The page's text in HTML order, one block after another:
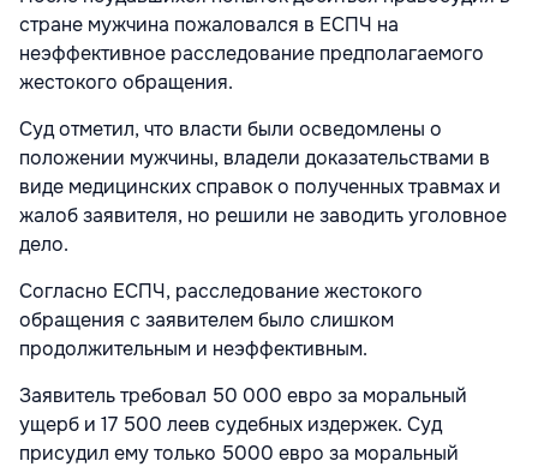
стране мужчина пожаловался в ЕСПЧ на
неэффективное расследование предполагаемого
жестокого обращения.
Суд отметил, что власти были осведомлены о
положении мужчины, владели доказательствами в
виде медицинских справок о полученных травмах и
жалоб заявителя, но решили не заводить уголовное
дело.
Согласно ЕСПЧ, расследование жестокого
обращения с заявителем было слишком
продолжительным и неэффективным.
Заявитель требовал 50 000 евро за моральный
ущерб и 17 500 леев судебных издержек. Суд
присудил ему только 5000 евро за моральный